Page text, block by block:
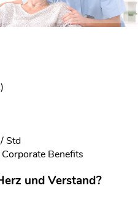
Std
Benefits
und Verstand?